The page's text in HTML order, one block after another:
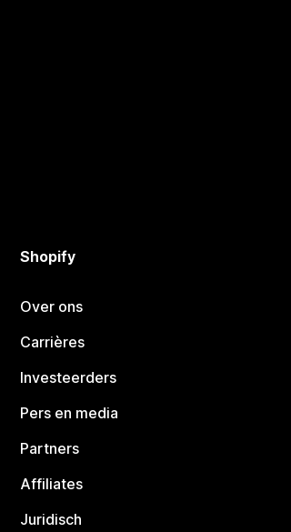
Shopify
Over ons
Carrières
Investeerders
Pers en media
Partners
Affiliates
Juridisch